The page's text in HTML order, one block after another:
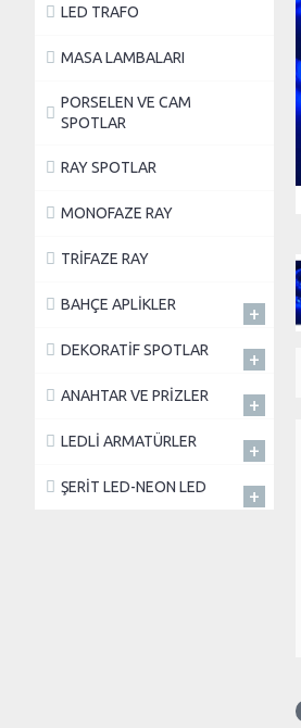
LED TRAFO
MASA LAMBALARI
PORSELEN VE CAM
SPOTLAR
RAY SPOTLAR
MONOFAZE RAY
TRİFAZE RAY
BAHÇE APLİKLER +
DEKORATİF SPOTLAR +
ANAHTAR VE PRİZLER +
LEDLİ ARMATÜRLER +
ŞERİT LED-NEON LED +